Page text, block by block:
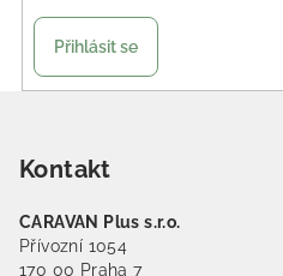
Přihlásit se
Kontakt
CARAVAN Plus s.r.o.
Přívozní 1054
170 00 Praha 7